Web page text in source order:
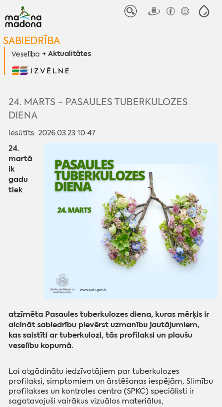
SABIEDRĪBA
Veselība Aktualitātes
IZVĒLNE
24. MARTS - PASAULES TUBERKULOZES
DIENA
iesūtīts: 2026.03.23 10:47
24.
martā
ik
gadu
tiek
atzīmēta Pasaules tuberkulozes diena, kuras mērķis ir
aicināt sabiedrību pievērst uzmanību jautājumiem,
kas saistīti ar tuberkulozi, tās profilaksi un plaušu
veselību kopumā.
Lai atgādinātu iedzīvotājiem par tuberkulozes
profilaksi, simptomiem un ārstēšanas iespējām, Slimību
profilakses un kontroles centra (SPKC) speciālisti ir
sagatavojuši vairākus vizuālos materiālus,